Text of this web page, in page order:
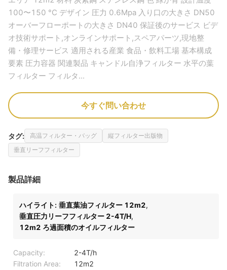
100〜150 °C デザイン 圧力 0.6Mpa 入り口の大きさ DN50
オーバーフローポートの大きさ DN40 保証後のサービス ビデ
オ技術サポート,オンラインサポート,スペアパーツ,現地整
備・修理サービス 適用される産業 食品・飲料工場 基本構成
要素 圧力容器 関連製品 キャンドル自浄フィルター 水平の葉
フィルター フィルタ...
今すぐ問い合わせ
タグ: 高温フィルター・バッグ
縦フィルター出版物
垂直リーフフィルター
製品詳細
ハイライト: 垂直葉油フィルター 12m2,
垂直圧力リーフフィルター 2-4T/H,
12m2 ろ過面積のオイルフィルター
Capacity:
2-4T/h
Filtration Area:
12m2